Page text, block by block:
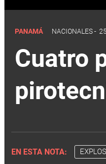
PANAMÁ NACIONALES-
Cuatro
EN ESTA NOTA: